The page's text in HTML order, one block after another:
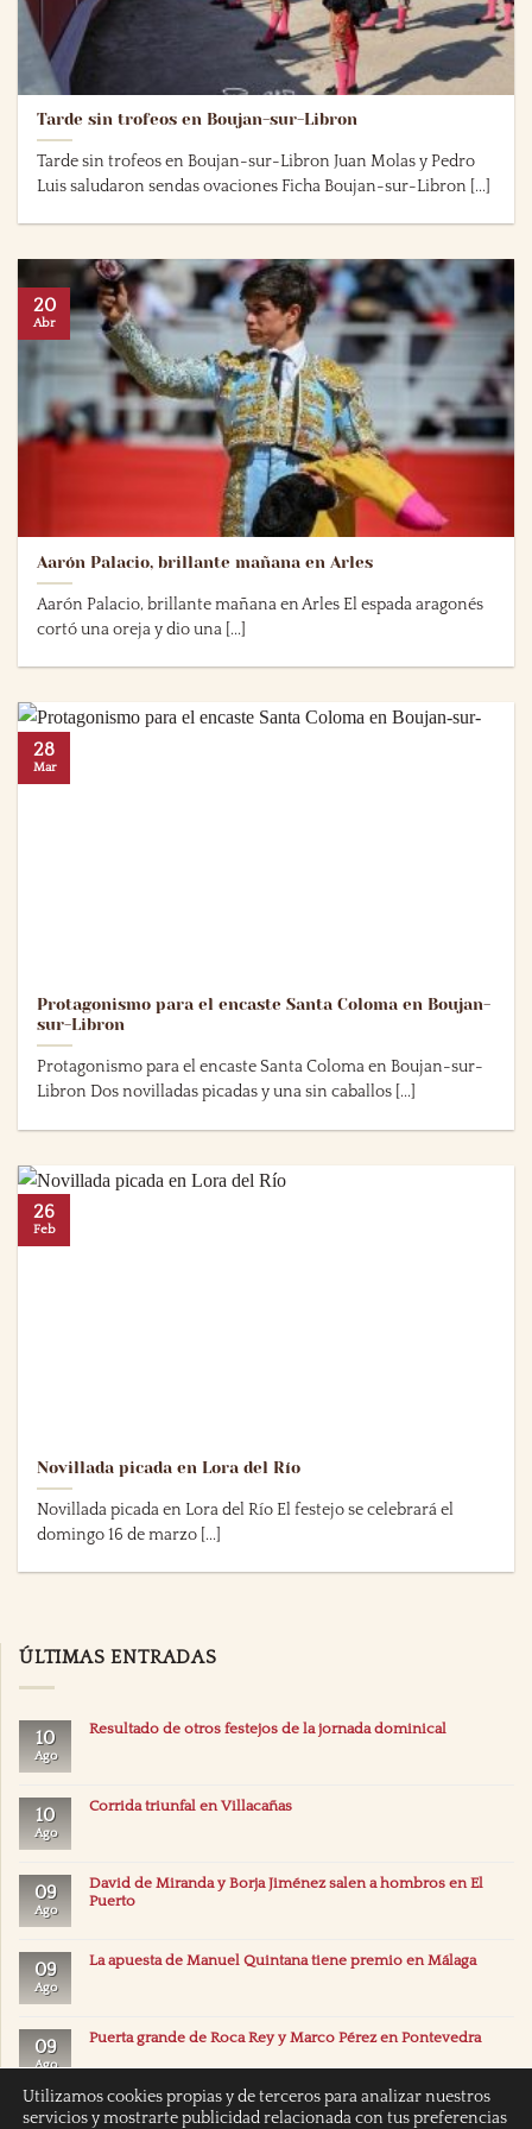
Tarde sin trofeos en Boujan-sur-Libron
Tarde sin trofeos en Boujan-sur-Libron Juan Molas y Pedro
Luis saludaron sendas ovaciones Ficha Boujan-sur-Libron [...]
Aarón Palacio, brillante mañana en Arles
Aarón Palacio, brillante mañana en Arles El espada aragonés
cortó una oreja y dio una [...]
20
Abr
Protagonismo para el encaste Santa Coloma en Boujan-
sur-Libron
Protagonismo para el encaste Santa Coloma en Boujan-sur-
Libron Dos novilladas picadas y una sin caballos [...]
28
Mar
Novillada picada en Lora del Río
Novillada picada en Lora del Río El festejo se celebrará el
domingo 16 de marzo [...]
26
Feb
ÚLTIMAS ENTRADAS
10
Ago
Resultado de otros festejos de la jornada dominical
10
Ago
Corrida triunfal en Villacañas
09
Ago
David de Miranda y Borja Jiménez salen a hombros en El
Puerto
09
Ago
La apuesta de Manuel Quintana tiene premio en Málaga
09
Ago
Puerta grande de Roca Rey y Marco Pérez en Pontevedra
Utilizamos cookies propias y de terceros para analizar nuestros
servicios y mostrarte publicidad relacionada con tus preferencias